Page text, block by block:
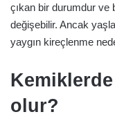
çıkan bir durumdur
değişebilir. Ancak
yaygın kireçlenme
olur?